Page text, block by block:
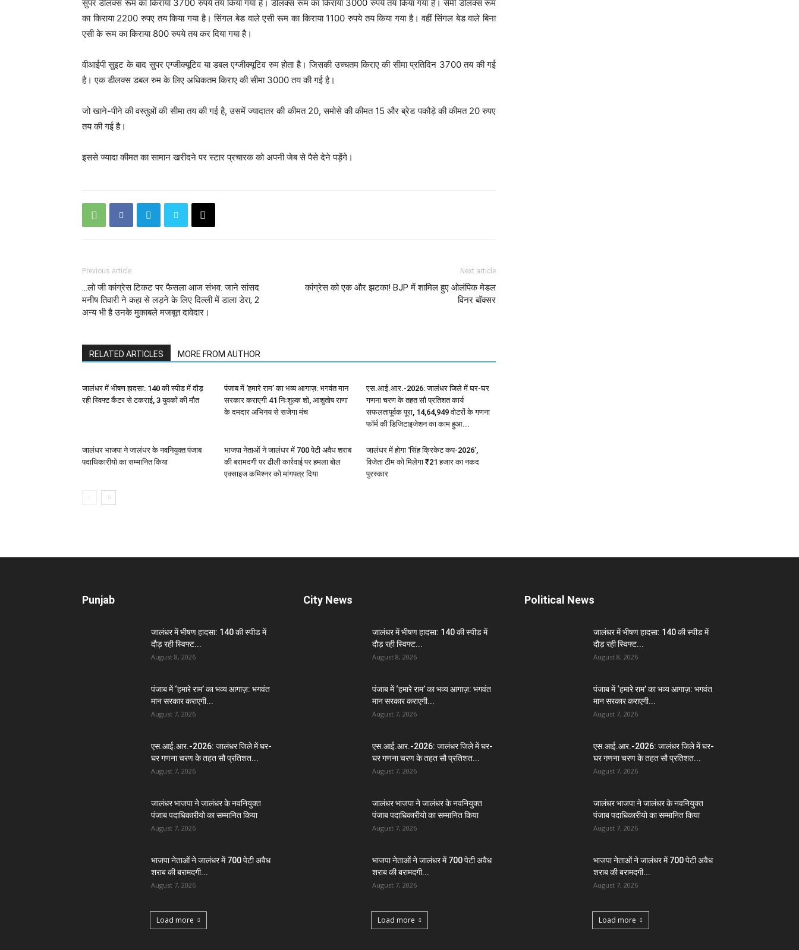
सुपर डीलक्स रूम का किराया 3700 रुपये तय किया गया है। डीलक्स रूम का किराया 3000 रुपये तय किया गया है। सेमी डीलक्स रूम
का किराया 2200 रुपए तय किया गया है। सिंगल बेड वाले एसी रूम का किराया 1100 रुपये तय किया गया है। वहीं सिंगल बेड वाले बिना
एसी के रूम का किराया 800 रुपये तय कर दिया गया है।
वीआईपी सुइट के बाद सुपर एग्जीक्यूटिव या डबल एग्जीक्यूटिव रुम होता है। जिसकी उच्चतम किराए की सीमा प्रतिदिन 3700 तय की गई
है। एक डीलक्स डबल रुम के लिए अधिकतम किराए की सीमा 3000 तय की गई है।
जो खाने-पीने की वस्तुओं की सीमा तय की गई है, उसमें ज्यादातर की कीमत 20, समोसे की कीमत 15 और ब्रेड पकौड़े की कीमत 20 रुपए
तय की गई है।
इससे ज्यादा कीमत का सामान खरीदने पर स्टार प्रचारक को अपनी जेब से पैसे देने पड़ेंगे।
Previous article
…लो जी कांग्रेस टिकट पर फैसला आज संभव: जाने सांसद
मनीष तिवारी ने कहा से लड़ने के लिए दिल्ली में डाला डेरा, 2
अन्य भी है उनके मुकाबले मजबूत दावेदार।
Next article
कांग्रेस को एक और झटका! BJP में शामिल हुए ओलंपिक मेडल
विनर बॉक्सर
RELATED ARTICLES MORE FROM AUTHOR
जालंधर में भीषण हादसा: 140 की स्पीड में दौड़
रही स्विफ्ट कैंटर से टकराई, 3 युवकों की मौत
पंजाब में ‘हमारे राम’ का भव्य आगाज़: भगवंत मान
सरकार कराएगी 41 निःशुल्क शो, आशुतोष राणा
के दमदार अभिनय से सजेगा मंच
एस.आई.आर.-2026: जालंधर जिले में घर-घर
गणना चरण के तहत सौ प्रतिशत कार्य
सफलतापूर्वक पूरा, 14,64,949 वोटरों के गणना
फॉर्म की डिजिटाइजेशन का काम हुआ...
जालंधर भाजपा ने जालंधर के नवनियुक्त पंजाब
पदाधिकारीयो का सम्मानित किया
भाजपा नेताओं ने जालंधर में 700 पेटी अवैध शराब
की बरामदगी पर ढीली कार्रवाई पर हमला बोल
एक्साइज कमिश्नर को मांगपत्र दिया
जालंधर में होगा ‘सिंह क्रिकेट कप-2026’,
विजेता टीम को मिलेगा ₹21 हजार का नकद
पुरस्कार
Punjab
जालंधर में भीषण हादसा: 140 की स्पीड में
दौड़ रही स्विफ्ट...
August 8, 2026
पंजाब में ‘हमारे राम’ का भव्य आगाज़: भगवंत
मान सरकार कराएगी...
August 7, 2026
एस.आई.आर.-2026: जालंधर जिले में घर-
घर गणना चरण के तहत सौ प्रतिशत...
August 7, 2026
जालंधर भाजपा ने जालंधर के नवनियुक्त
पंजाब पदाधिकारीयो का सम्मानित किया
August 7, 2026
भाजपा नेताओं ने जालंधर में 700 पेटी अवैध
शराब की बरामदगी...
August 7, 2026
Load more
City News
जालंधर में भीषण हादसा: 140 की स्पीड में
दौड़ रही स्विफ्ट...
August 8, 2026
पंजाब में ‘हमारे राम’ का भव्य आगाज़: भगवंत
मान सरकार कराएगी...
August 7, 2026
एस.आई.आर.-2026: जालंधर जिले में घर-
घर गणना चरण के तहत सौ प्रतिशत...
August 7, 2026
जालंधर भाजपा ने जालंधर के नवनियुक्त
पंजाब पदाधिकारीयो का सम्मानित किया
August 7, 2026
भाजपा नेताओं ने जालंधर में 700 पेटी अवैध
शराब की बरामदगी...
August 7, 2026
Load more
Political News
जालंधर में भीषण हादसा: 140 की स्पीड में
दौड़ रही स्विफ्ट...
August 8, 2026
पंजाब में ‘हमारे राम’ का भव्य आगाज़: भगवंत
मान सरकार कराएगी...
August 7, 2026
एस.आई.आर.-2026: जालंधर जिले में घर-
घर गणना चरण के तहत सौ प्रतिशत...
August 7, 2026
जालंधर भाजपा ने जालंधर के नवनियुक्त
पंजाब पदाधिकारीयो का सम्मानित किया
August 7, 2026
भाजपा नेताओं ने जालंधर में 700 पेटी अवैध
शराब की बरामदगी...
August 7, 2026
Load more